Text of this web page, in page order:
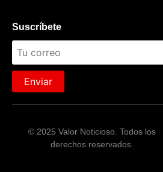
Suscríbete
Enviar
© 2025 Valor Noticioso. Todos los
derechos reservados.